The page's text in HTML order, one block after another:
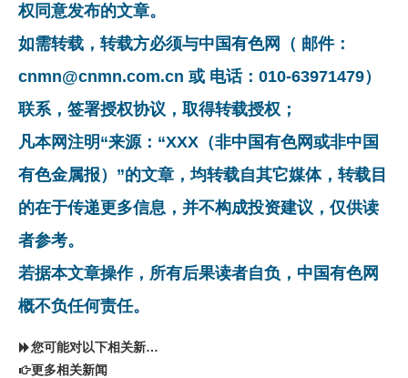
权同意发布的文章。
如需转载，转载方必须与中国有色网（ 邮件：
cnmn@cnmn.com.cn 或 电话：010-63971479）
联系，签署授权协议，取得转载授权；
凡本网注明“来源：“XXX（非中国有色网或非中国
有色金属报）”的文章，均转载自其它媒体，转载目
的在于传递更多信息，并不构成投资建议，仅供读
者参考。
若据本文章操作，所有后果读者自负，中国有色网
概不负任何责任。
您可能对以下相关新闻同样感兴趣
更多相关新闻